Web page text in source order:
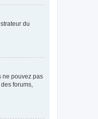
du
ne pouvez pas
forums,